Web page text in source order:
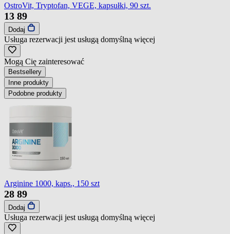
OstroVit, Tryptofan, VEGE, kapsułki, 90 szt.
13 89
Dodaj
Usługa rezerwacji jest usługą domyślną więcej
Mogą Cię zainteresować
Bestsellery
Inne produkty
Podobne produkty
Arginine 1000, kaps., 150 szt
28 89
Dodaj
Usługa rezerwacji jest usługą domyślną więcej